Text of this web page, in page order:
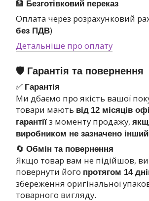
🏦 Безготівковий переказ
Оплата через розрахунковий
без ПДВ)
Детальніше про оплату
🛡 Гарантія та повернення
✅ Гарантія
Ми дбаємо про якість вашої
товари мають від 12 місяців
гарантії з моменту продажу,
виробником не зазначено
🔄 Обмін та повернення
Якщо товар вам не підійшов,
повернути його протягом 14
збереження оригінальної
товарного вигляду.